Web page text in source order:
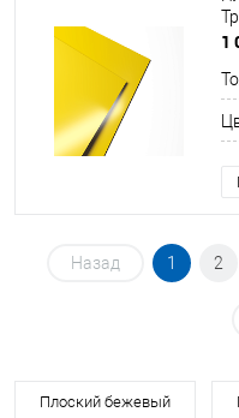
1
Назад 1 2
Плоский бежевый